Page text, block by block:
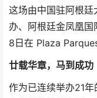
这场由中国驻阿根
办、阿根廷金凤凰国
8日在 Plaza
廿载华章，马到成功
作为已连续举办21年